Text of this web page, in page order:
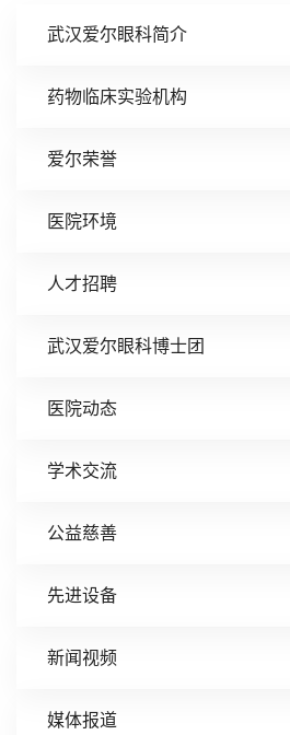
武汉爱尔眼科简介
药物临床实验机构
爱尔荣誉
医院环境
人才招聘
武汉爱尔眼科博士团
医院动态
学术交流
公益慈善
先进设备
新闻视频
媒体报道